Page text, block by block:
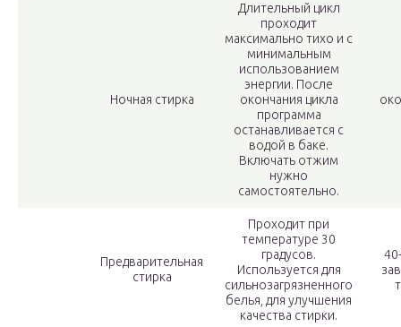
Ночная стирка
Длительный цикл
проходит
максимально тихо и с
минимальным
использованием
энергии. После
окончания цикла
программа
останавливается с
водой в баке.
Включать отжим
нужно
самостоятельно.
Предварительная
стирка
Проходит при
температуре 30
градусов.
Используется для
сильнозагрязненного
белья, для улучшения
качества стирки.